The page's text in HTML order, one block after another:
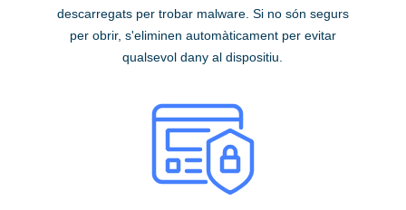
descarregats per trobar malware. Si no són segurs
per obrir, s'eliminen automàticament per evitar
qualsevol dany al dispositiu.